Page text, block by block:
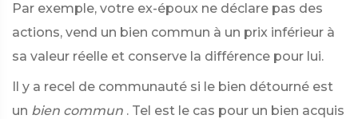
Par exemple, votre ex-époux ne déclare pas des
actions, vend un bien commun à un prix inférieur à
sa valeur réelle et conserve la différence pour lui.
Il y a recel de communauté si le bien détourné est
un bien commun . Tel est le cas pour un bien acquis